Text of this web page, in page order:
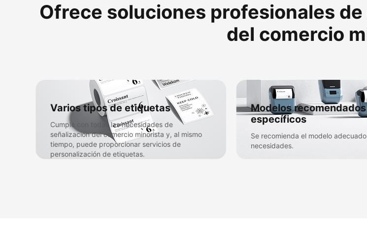
Ofrece soluciones profesionales
del comercio
Varios tipos de etiquetas​
Cumple con todas las necesidades de
señalización del comercio minorista y, al mismo
tiempo, puede proporcionar servicios de
personalización de etiquetas.​
Modelos recomendados
específicos​
Se recomienda el modelo
necesidades.​